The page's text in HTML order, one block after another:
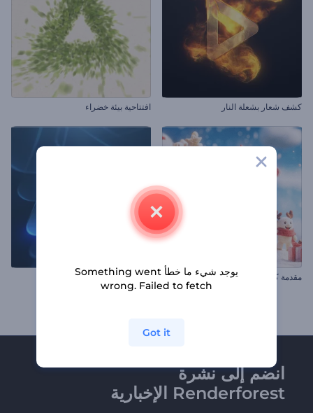
كشف شعار بشعلة النار افتتاحية بيئة خضراء
مقدمة كرتون عيد الميلاد المبهج كشف شعار بالطبقات المتوهجة
انضم إلى نشرة
Renderforest الإخبارية
يوجد شيء ما خطأ Something went
wrong. Failed to fetch
Got it